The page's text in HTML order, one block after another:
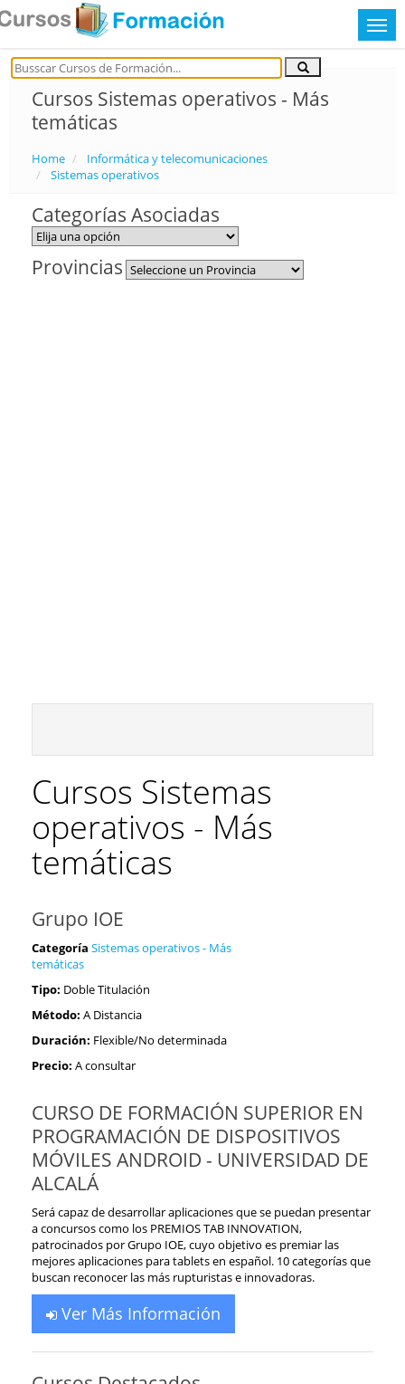
Cursos Sistemas operativos - Más
temáticas
Home
Informática y telecomunicaciones
Sistemas operativos
Categorías Asociadas
Provincias
Cursos Sistemas
operativos - Más
temáticas
Grupo IOE
Categoría Sistemas operativos - Más
temáticas
Tipo: Doble Titulación
Método: A Distancia
Duración: Flexible/No determinada
Precio: A consultar
CURSO DE FORMACIÓN SUPERIOR EN
PROGRAMACIÓN DE DISPOSITIVOS
MÓVILES ANDROID - UNIVERSIDAD DE
ALCALÁ
Será capaz de desarrollar aplicaciones que se puedan presentar
a concursos como los PREMIOS TAB INNOVATION,
patrocinados por Grupo IOE, cuyo objetivo es premiar las
mejores aplicaciones para tablets en español. 10 categorías que
buscan reconocer las más rupturistas e innovadoras.
Ver Más Información